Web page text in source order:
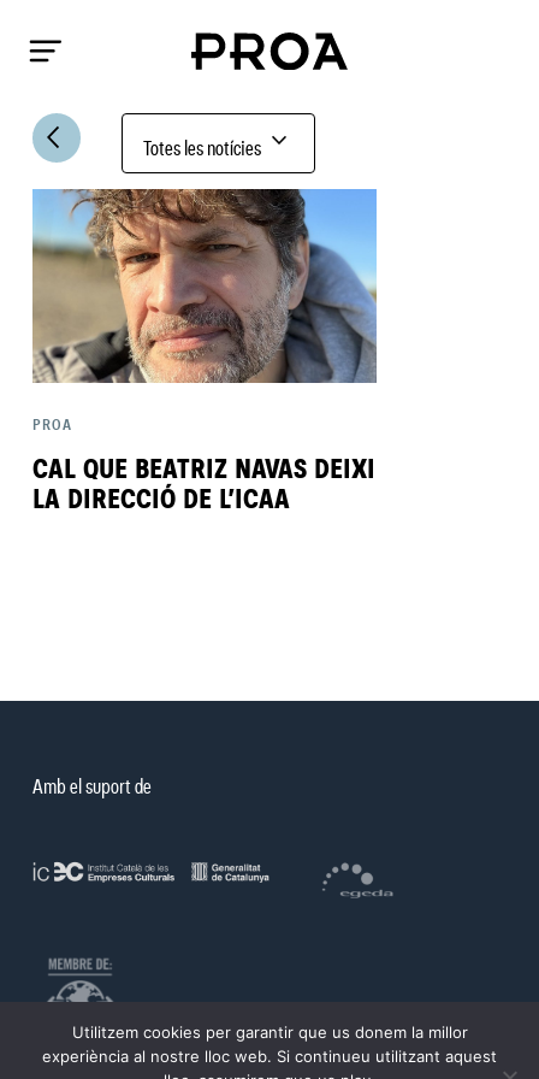
arrow_back_ios Totes les notícies expand_more
PROA
CAL QUE BEATRIZ NAVAS DEIXI
LA DIRECCIÓ DE L’ICAA
Amb el suport de
Utilitzem cookies per garantir que us donem la millor
experiència al nostre lloc web. Si continueu utilitzant aquest